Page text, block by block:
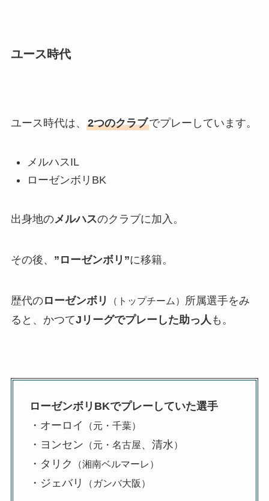
ユース時代
ユース時代は、 2つのクラブでプレーしています。
メルハスIL
ローゼンボリBK
出身地のメルハスのクラブに加入。
その後、 ”ローゼンボリ”に移籍。
歴代のローゼンボリ （トップチーム）
所属選手をみ
ると、かつてJリーグでプレーした助っ人 も。
ローゼンボリBKでプレーしていた選手
・オーロイ
（元・千葉）
・ヨンセン （元・名古屋、清水）
・タリク （湘南ベルマーレ）
・ジェバリ （ガンバ大阪）